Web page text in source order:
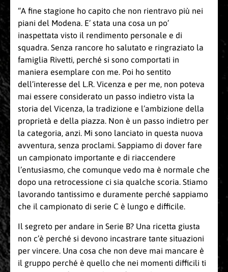
“A fine stagione ho capito che non rientravo più nei
piani del Modena. E’ stata una cosa un po’
inaspettata visto il rendimento personale e di
squadra. Senza rancore ho salutato e ringraziato la
famiglia Rivetti, perché si sono comportati in
maniera esemplare con me. Poi ho sentito
dell’interesse del L.R. Vicenza e per me, non poteva
mai essere considerato un passo indietro vista la
storia del Vicenza, la tradizione e l’ambizione della
proprietà e della piazza. Non è un passo indietro per
la categoria, anzi. Mi sono lanciato in questa nuova
avventura, senza proclami. Sappiamo di dover fare
un campionato importante e di riaccendere
l’entusiasmo, che comunque vedo ma è normale che
dopo una retrocessione ci sia qualche scoria. Stiamo
lavorando tantissimo e duramente perché sappiamo
che il campionato di serie C è lungo e difficile.
Il segreto per andare in Serie B? Una ricetta giusta
non c’è perché si devono incastrare tante situazioni
per vincere. Una cosa che non deve mai mancare è
il gruppo perché è quello che nei momenti difficili ti